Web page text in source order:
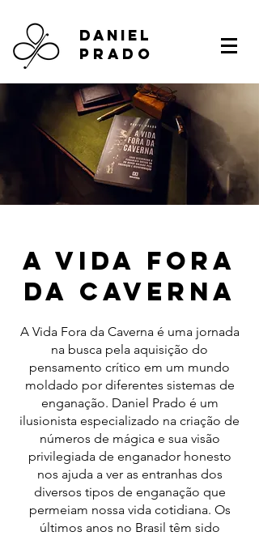
DANIEL
PRADO
a vida fora
da caverna
A Vida Fora da Caverna é uma jornada
na busca pela aquisição do
pensamento crítico em um mundo
moldado por diferentes sistemas de
enganação. Daniel Prado é um
ilusionista especializado na criação de
números de mágica e sua visão
privilegiada de enganador honesto
nos ajuda a ver as entranhas dos
diversos tipos de enganação que
permeiam nossa vida cotidiana. Os
últimos anos no Brasil têm sido